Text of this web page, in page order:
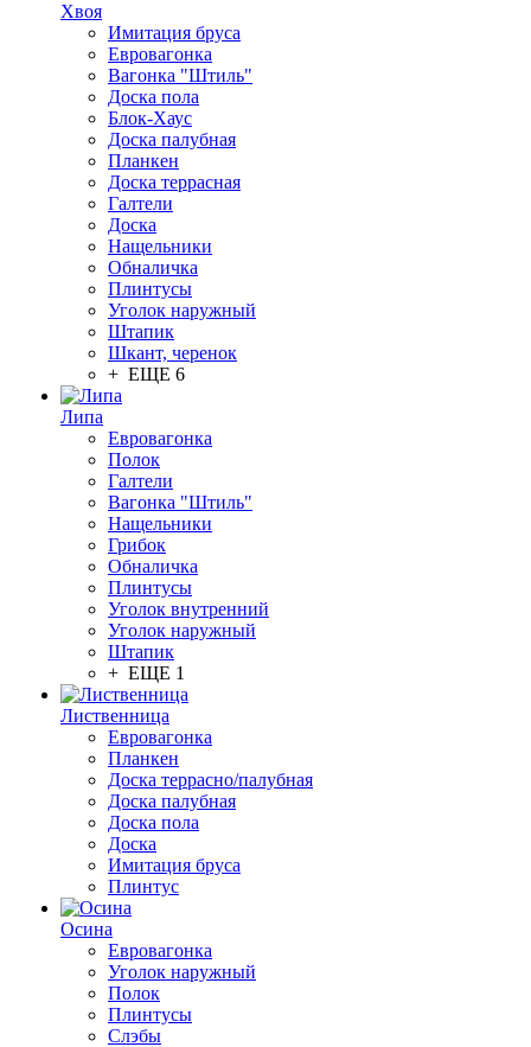
Хвоя
Имитация бруса
Евровагонка
Вагонка "Штиль"
Доска пола
Блок-Хаус
Доска палубная
Планкен
Доска террасная
Галтели
Доска
Нащельники
Обналичка
Плинтусы
Уголок наружный
Штапик
Шкант, черенок
+ ЕЩЕ 6
Липа
Евровагонка
Полок
Галтели
Вагонка "Штиль"
Нащельники
Грибок
Обналичка
Плинтусы
Уголок внутренний
Уголок наружный
Штапик
+ ЕЩЕ 1
Лиственница
Евровагонка
Планкен
Доска террасно/палубная
Доска палубная
Доска пола
Доска
Имитация бруса
Плинтус
Осина
Евровагонка
Уголок наружный
Полок
Плинтусы
Слэбы